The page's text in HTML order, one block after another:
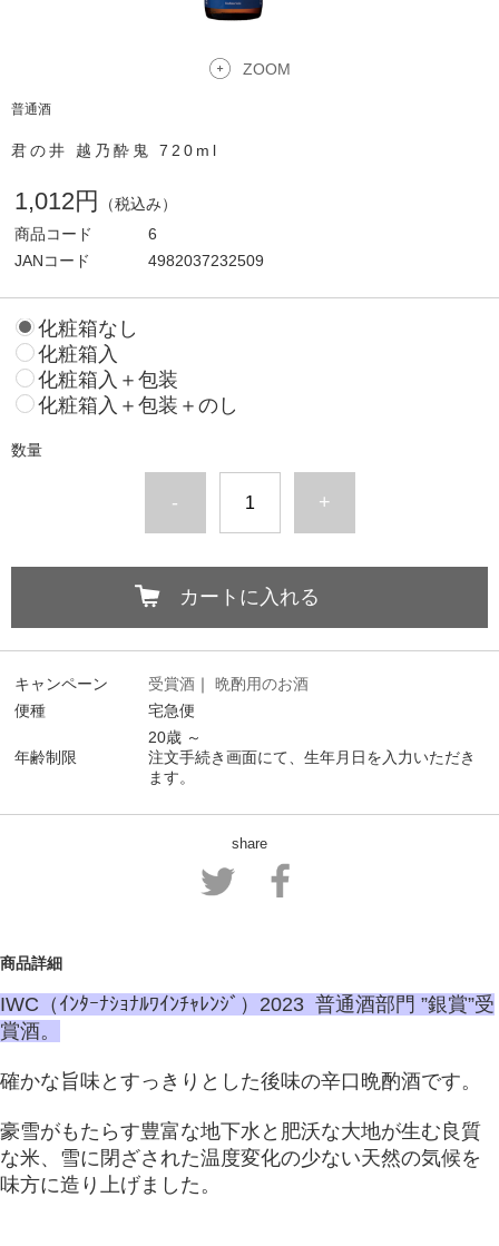
ZOOM
普通酒
君の井 越乃酔鬼 720ml
1,012円
（税込み）
商品コード
6
JANコード
4982037232509
化粧箱なし
化粧箱入
化粧箱入＋包装
化粧箱入＋包装＋のし
数量
- +
カートに入れる
キャンペーン 受賞酒 ｜ 晩酌用のお酒
便種
宅急便
年齢制限
20歳 ～
注文手続き画面にて、生年月日を入力いただき
ます。
share
商品詳細
IWC（ｲﾝﾀｰﾅｼｮﾅﾙﾜｲﾝﾁｬﾚﾝｼﾞ）2023 普通酒部門 ”銀賞”受
賞酒。
確かな旨味とすっきりとした後味の辛口晩酌酒です。
豪雪がもたらす豊富な地下水と肥沃な大地が生む良質
な米、雪に閉ざされた温度変化の少ない天然の気候を
味方に造り上げました。